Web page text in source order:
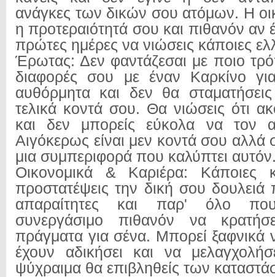
ανάγκες των δικών σου ατόμων. Η
η προτεραιότητά σου και πιθανόν αν
πρώτες ημέρες να νιώσεις κάποιες
Έρωτας: Δεν φαντάζεσαι με ποιο
διαφορές σου με έναν Καρκίνο
αυθόρμητα και δεν θα
τελικά κοντά σου. Θα νιώσεις ότι
και δεν μπορείς εύκολα να τον
Αιγόκερως είναι μεν κοντά σου αλλά
μια συμπεριφορά που καλύπτει
Οικονομικά & Καριέρα: Κάποιες
προστατέψεις την δική σου δουλειά
απαραίτητες και παρ' όλο
συνεργάσιμο πιθανόν να
πράγματα για σένα. Μπορεί ξαφνικά
έχουν αδικήσει και να
ψύχραιμα θα επιβληθείς των